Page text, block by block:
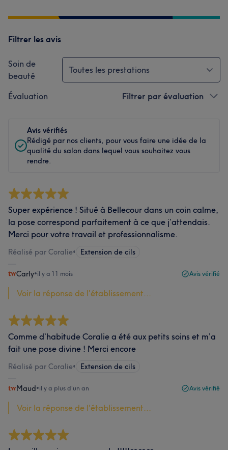
Filtrer les avis
Soin de
beauté
Toutes les prestations
Évaluation Filtrer par évaluation
Avis vérifiés
Rédigé par nos clients, pour vous faire une idée de la
qualité du salon dans lequel vous souhaitez vous
rendre.
Super expérience ! Situé à Bellecour dans un coin calme,
la pose correspond parfaitement à ce que j’attendais.
Merci pour votre travail et professionnalisme.
Réalisé par Coralie• Extension de cils
Carly•il y a 11 mois Avis vérifié
Voir la réponse de l'établissement...
Comme d’habitude Coralie a été aux petits soins et m’a
fait une pose divine ! Merci encore
Réalisé par Coralie• Extension de cils
Maud•il y a plus d’un an Avis vérifié
Voir la réponse de l'établissement...